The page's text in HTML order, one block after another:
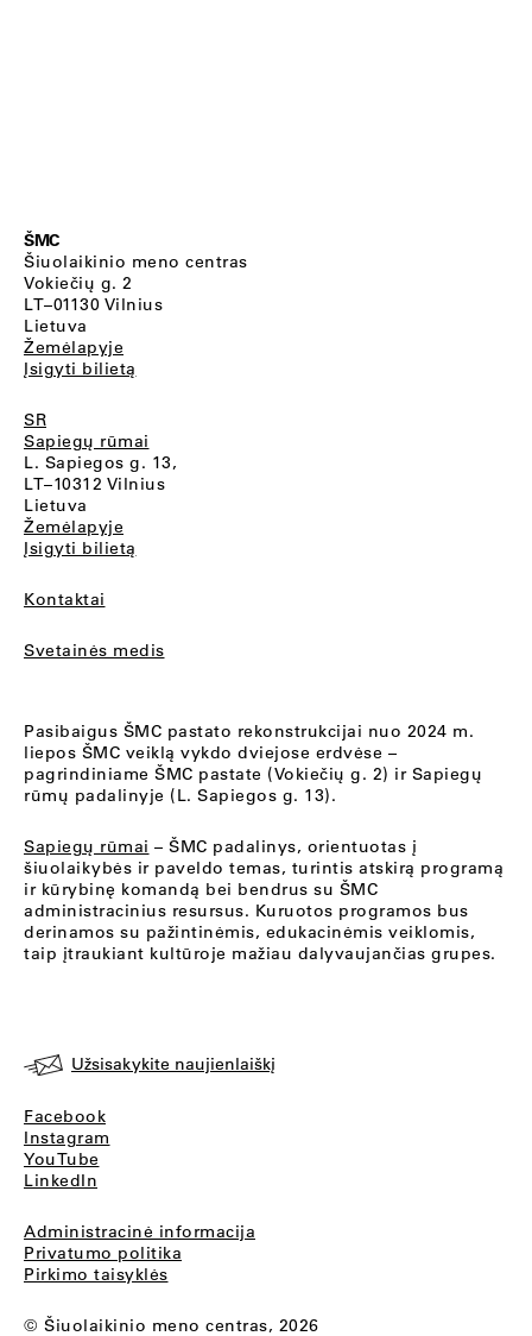
ŠMC
Šiuolaikinio meno centras
Vokiečių g. 2
LT–01130 Vilnius
Lietuva
Žemėlapyje
Įsigyti bilietą
SR
Sapiegų rūmai
L. Sapiegos g. 13,
LT–10312 Vilnius
Lietuva
Žemėlapyje
Įsigyti bilietą
Kontaktai
Svetainės medis
Pasibaigus ŠMC pastato rekonstrukcijai nuo 2024 m.
liepos ŠMC veiklą vykdo dviejose erdvėse –
pagrindiniame ŠMC pastate (Vokiečių g. 2) ir Sapiegų
rūmų padalinyje (L. Sapiegos g. 13).
Sapiegų rūmai – ŠMC padalinys, orientuotas į
šiuolaikybės ir paveldo temas, turintis atskirą programą
ir kūrybinę komandą bei bendrus su ŠMC
administracinius resursus. Kuruotos programos bus
derinamos su pažintinėmis, edukacinėmis veiklomis,
taip įtraukiant kultūroje mažiau dalyvaujančias grupes.
Užsisakykite naujienlaiškį
Facebook
Instagram
YouTube
LinkedIn
Administracinė informacija
Privatumo politika
Pirkimo taisyklės
© Šiuolaikinio meno centras, 2026